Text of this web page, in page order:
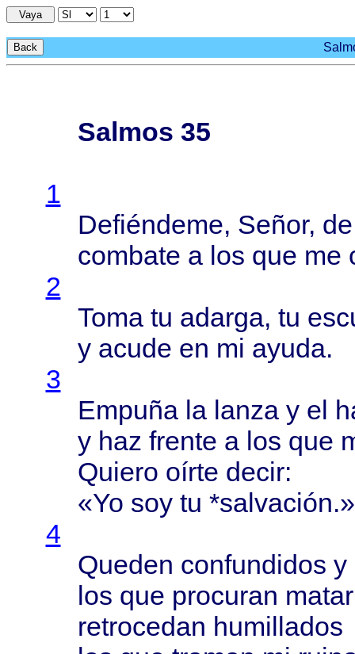
Vaya
Back
Salmos 35
1
Defiéndeme, Señor,
combate a los que me
2
Tomatu adarga, tu
y acude en mi ayuda.
3
Empuñala lanzay el
y haz frente a los que
Quiero oírte decir:
«Yo soy tu *salvación.»
4
Queden confundidos y
los que procuran
retrocedan humillados